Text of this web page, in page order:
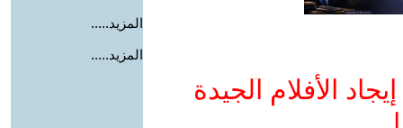
الأفلام الجيدة
المزيد.....
المزيد.....